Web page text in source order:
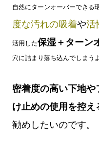
自然にターンオーバーできる
度な汚れの吸着や活
活用した保湿＋ターン
穴に詰まり落ち込んでしまう
密着度の高い下地や
け止めの使用を控え
勧めしたいのです。